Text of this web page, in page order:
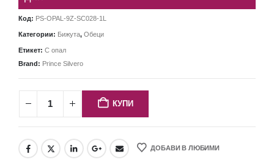
Код: PS-OPAL-9Z-SC028-1L
Категории: Бижута, Обеци
Етикет: С опал
Brand: Prince Silvero
КУПИ
ДОБАВИ В ЛЮБИМИ